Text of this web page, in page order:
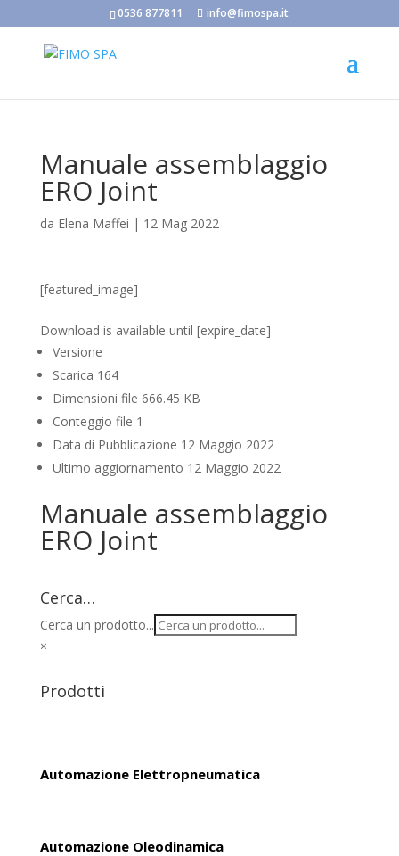
0536 877811 info@fimospa.it
Manuale assemblaggio
ERO Joint
da Elena Maffei | 12 Mag 2022
[featured_image]
Download is available until [expire_date]
Versione
Scarica 164
Dimensioni file 666.45 KB
Conteggio file 1
Data di Pubblicazione 12 Maggio 2022
Ultimo aggiornamento 12 Maggio 2022
Manuale assemblaggio
ERO Joint
Cerca…
Cerca un prodotto...
×
Prodotti
Automazione Elettropneumatica
Automazione Oleodinamica